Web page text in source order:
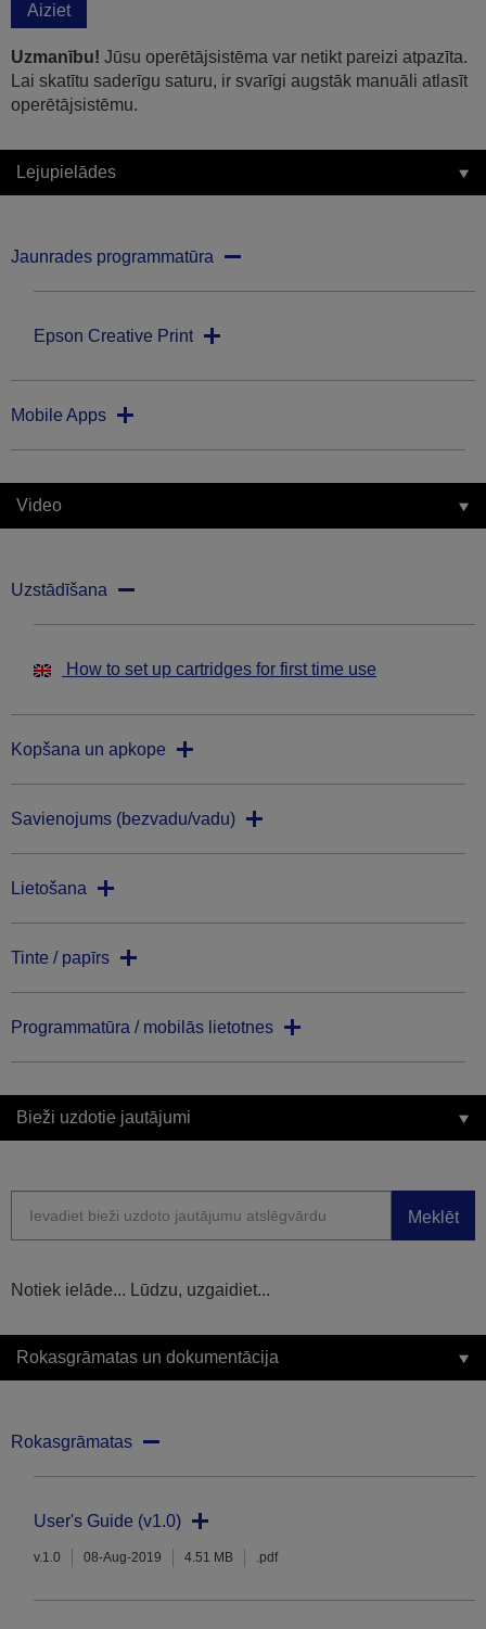
Aiziet
Uzmanību! Jūsu operētājsistēma var netikt pareizi atpazīta.
Lai skatītu saderīgu saturu, ir svarīgi augstāk manuāli atlasīt
operētājsistēmu.
Lejupielādes
Jaunrades programmatūra
Epson Creative Print
Mobile Apps
Video
Uzstādīšana
How to set up cartridges for first time use
Kopšana un apkope
Savienojums (bezvadu/vadu)
Lietošana
Tinte / papīrs
Programmatūra / mobilās lietotnes
Bieži uzdotie jautājumi
Meklēt
Notiek ielāde... Lūdzu, uzgaidiet...
Rokasgrāmatas un dokumentācija
Rokasgrāmatas
User's Guide (v1.0)
v.1.0 08-Aug-2019 4.51 MB .pdf